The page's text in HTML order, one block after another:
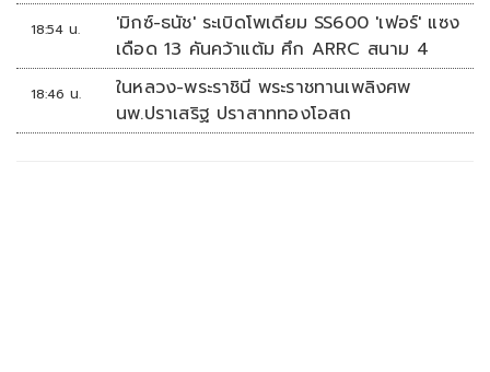
18:54 น.
'มิกซ์-ธนัช' ระเบิดโพเดียม SS600 'เฟอร์' แซง
เดือด 13 คันคว้าแต้ม ศึก ARRC สนาม 4
18:46 น.
ในหลวง-พระราชินี พระราชทานเพลิงศพ
นพ.ปราเสริฐ ปราสาททองโอสถ